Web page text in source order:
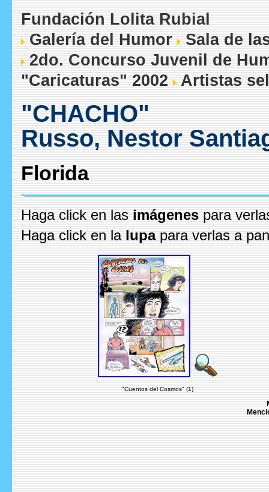
Fundación Lolita Rubial
Galería del Humor
Sala de
2do. Concurso Juvenil de
"Caricaturas" 2002
Artistas
"CHACHO"
Russo, Nestor
Florida
Haga click en las imágenes para
Haga click en la lupapara verlas a
"Cuentos del Cosmos" (1)